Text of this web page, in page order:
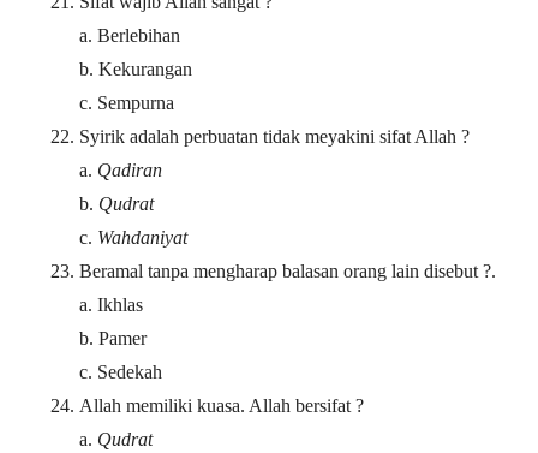
a. Berlebihan
b. Kekurangan
c. Sempurna
Syirik adalah perbuatan tidak meyakini sifat Allah ?
a. Qadiran
b. Qudrat
c. Wahdaniyat
Beramal tanpa mengharap balasan orang lain disebut ?.
a. Ikhlas
b. Pamer
c. Sedekah
Allah memiliki kuasa. Allah bersifat ?
a. Qudrat